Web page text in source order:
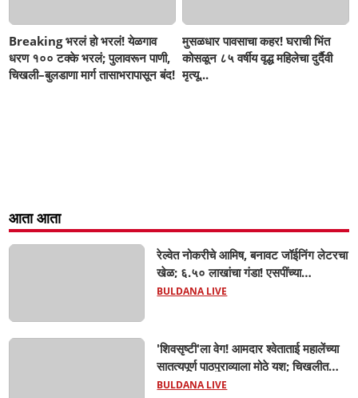
Breaking भरलं हो भरलं! येळगाव
धरण १०० टक्के भरलं; पुलावरून पाणी,
चिखली–बुलडाणा मार्ग तासाभरापासून बंद!
मुसळधार पावसाचा कहर! घराची भिंत
कोसळून ८५ वर्षीय वृद्ध महिलेचा दुर्दैवी
मृत्यू...
आता आता
रेल्वेत नोकरीचे आमिष, बनावट जॉईनिंग लेटरचा
खेळ; ६.५० लाखांचा गंडा! एसपींच्या
आदेशानंतर अखेर गुन्हा दाखल; आसलगावच्या
BULDANA LIVE
'शिवसृष्टी'ला वेग! आमदार श्वेताताई महालेंच्या
सातत्यपूर्ण पाठपुराव्याला मोठे यश; चिखलीत
साकारणार ६५ कोटींचा भव्य 'छत्रपती शिवाजी
BULDANA LIVE